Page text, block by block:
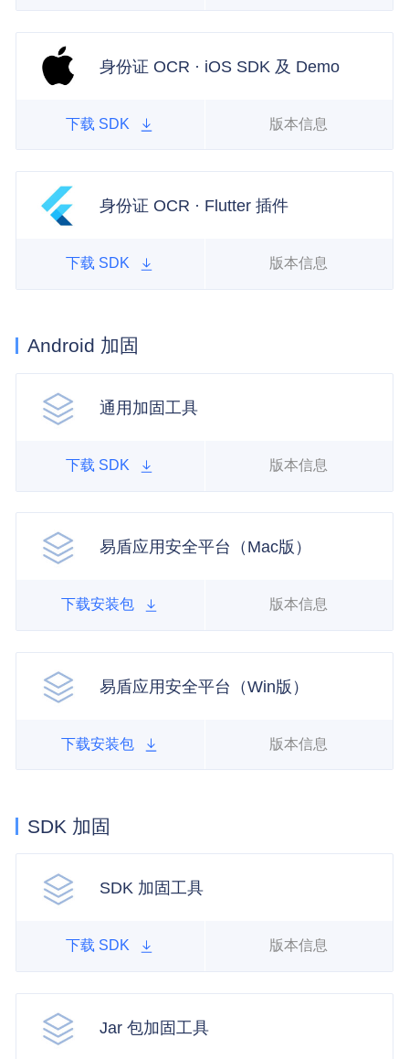
身份证 OCR · iOS SDK 及 Demo
下载 SDK 版本信息
身份证 OCR · Flutter 插件
下载 SDK 版本信息
Android 加固
通用加固工具
下载 SDK 版本信息
易盾应用安全平台（Mac版）
下载安装包 版本信息
易盾应用安全平台（Win版）
下载安装包 版本信息
SDK 加固
SDK 加固工具
下载 SDK 版本信息
Jar 包加固工具